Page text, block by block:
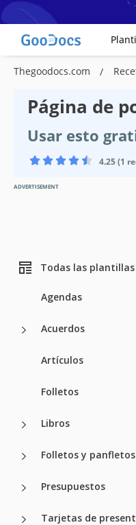
Thegoodocs.com
Página de
Usar esto
4.25 (1
ADVERTISEMENT
Todas las plantillas
Agendas
Acuerdos
Artículos
Folletos
Libros
Folletos y panfletos
Presupuestos
Tarjetas de